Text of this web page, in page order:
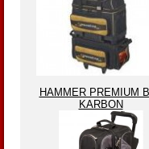
HAMMER PREMIUM
KARBON